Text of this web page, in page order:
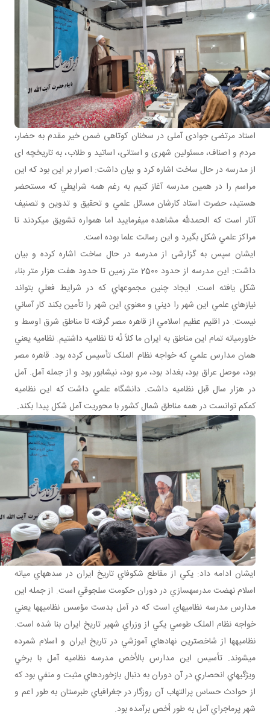
استاد مرتضی جوادی آملی در سخنان کوتاهی ضمن خیر مقدم به حضار،
مردم و اصناف، مسئولین شهری و استانی، اساتید و طلاب، به تاریخچه ای
از مدرسه در حال ساخت اشاره کرد و بیان داشت: اصرار بر اين بود که اين
مراسم را در همين مدرسه آغاز کنيم به رغم همه شرايطي که مستحضر
هستيد، حضرت استاد کارشان مسائل علمي و تحقيق و تدوين و تصنيف
آثار است که الحمدلله مشاهده مي فرماييد اما همواره تشويق مي کردند تا
مراکز علمي شکل بگيرد و اين رسالت علما بوده است.
ایشان سپس به گزارشی از مدرسه در حال ساخت اشاره کرده و بیان
داشت: اين مدرسه از حدود 2500 متر زمين تا حدود هفت هزار متر بناء
شکل يافته است. ايجاد چنين مجموعه اي که در شرايط فعلي بتواند
نيازهاي علمي اين شهر را ديني و معنوي اين شهر را تأمين بکند کار آساني
نيست. در اقليم عظيم اسلامي از قاهره مصر گرفته تا مناطق شرق اوسط و
خاورميانه تمام اين مناطق به ايران ما کلاً نُه تا نظاميه داشتيم. نظاميه يعني
همان مدارس علمي که خواجه نظام الملک تأسيس کرده بود. قاهره مصر
بود، موصل عراق بود، بغداد بود، مرو بود، نيشابور بود و از جمله آمل. آمل
در هزار سال قبل نظاميه داشت. دانشگاه علمي داشت که اين نظاميه
کم کم توانست در همه مناطق شمال کشور با محوريت آمل شکل پيدا بکند.
ایشان ادامه داد: يکي از مقاطع شکوفاي تاريخ ايران در سده هاي ميانه
اسلام نهضت مدرسه سازي در دوران حکومت سلجوقي است. از جمله اين
مدارس مدرسه نظاميه اي است که در آمل بدست مؤسس نظاميه ها يعني
خواجه نظام الملک طوسي يکي از وزراي شهير تاريخ ايران بنا شده است.
نظاميه ها از شاخص ترين نهاد هاي آموزشي در تاريخ ايران و اسلام شمرده
مي شوند. تأسيس اين مدارس بالأخص مدرسه نظاميه آمل با برخي
ويژگي هاي انحصاري در آن دوران به دنبال بازخوردهاي مثبت و منفي بود که
از حوادث حساس پرالتهاب آن روزگار در جغرافياي طبرستان به طور اعم و
شهر پرماجراي آمل به طور أخص برآمده بود.